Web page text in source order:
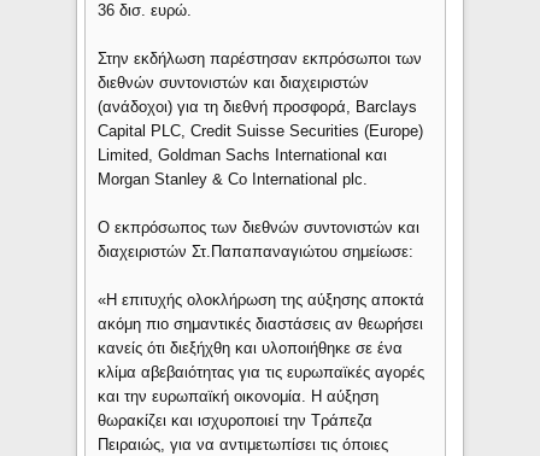
36 δισ. ευρώ.
Στην εκδήλωση παρέστησαν εκπρόσωποι των
διεθνών συντονιστών και διαχειριστών
(ανάδοχοι) για τη διεθνή προσφορά, Barclays
Capital PLC, Credit Suisse Securities (Europe)
Limited, Goldman Sachs International και
Morgan Stanley & Co International plc.
O εκπρόσωπος των διεθνών συντονιστών και
διαχειριστών Στ.Παπαπαναγιώτου σημείωσε:
«Η επιτυχής ολοκλήρωση της αύξησης αποκτά
ακόμη πιο σημαντικές διαστάσεις αν θεωρήσει
κανείς ότι διεξήχθη και υλοποιήθηκε σε ένα
κλίμα αβεβαιότητας για τις ευρωπαϊκές αγορές
και την ευρωπαϊκή οικονομία. Η αύξηση
θωρακίζει και ισχυροποιεί την Τράπεζα
Πειραιώς, για να αντιμετωπίσει τις όποιες